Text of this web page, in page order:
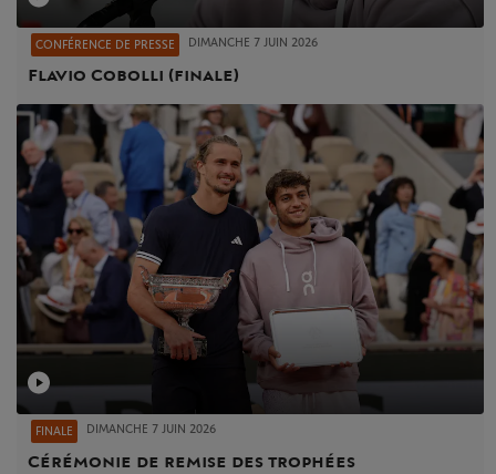
CONFÉRENCE DE PRESSE DIMANCHE 7 JUIN 2026
Flavio Cobolli (finale)
FINALE DIMANCHE 7 JUIN 2026
Cérémonie de remise des trophées